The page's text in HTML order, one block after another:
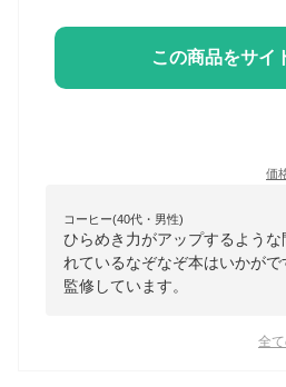
この商品をサイ
価
コーヒー(40代・男性)
ひらめき力がアップするような
れているなぞなぞ本はいかが
監修しています。
全